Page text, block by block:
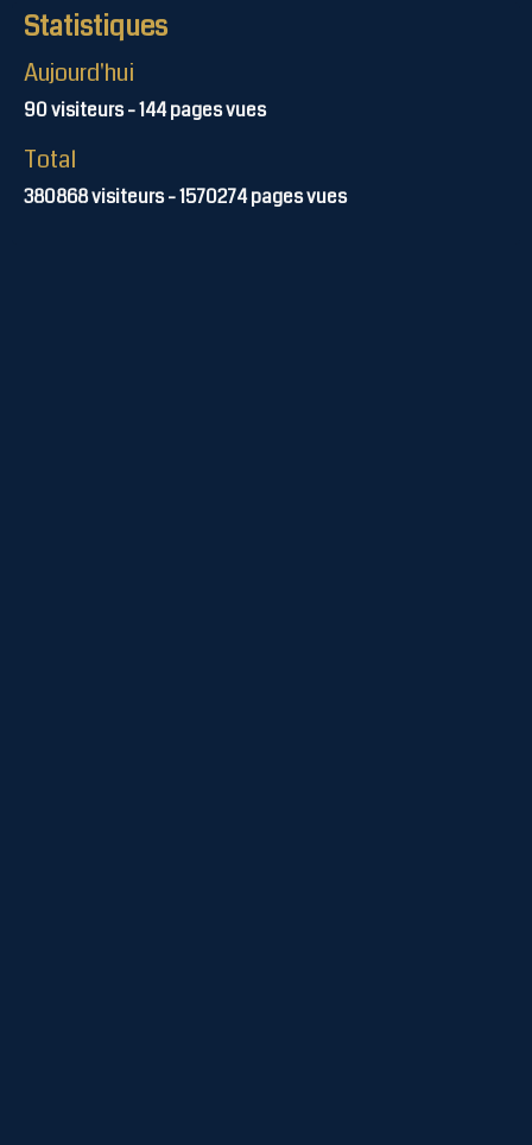
Statistiques
Aujourd'hui
90visiteurs -144pages vues
Total
380868visiteurs -1570274pages vues